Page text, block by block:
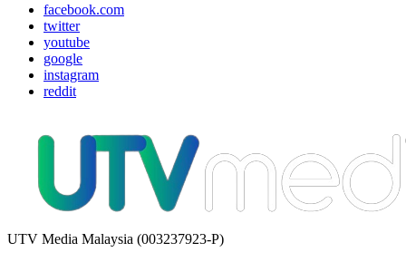
facebook.com
twitter
youtube
google
instagram
reddit
UTV Media Malaysia (003237923-P)